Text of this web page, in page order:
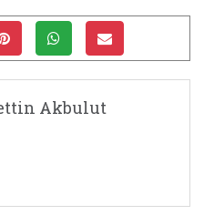
Akbulut